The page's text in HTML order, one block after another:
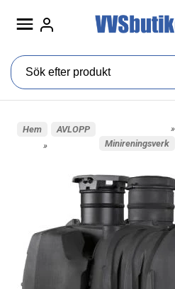
Hem
»
AVLOPP
»
Minireningsverk